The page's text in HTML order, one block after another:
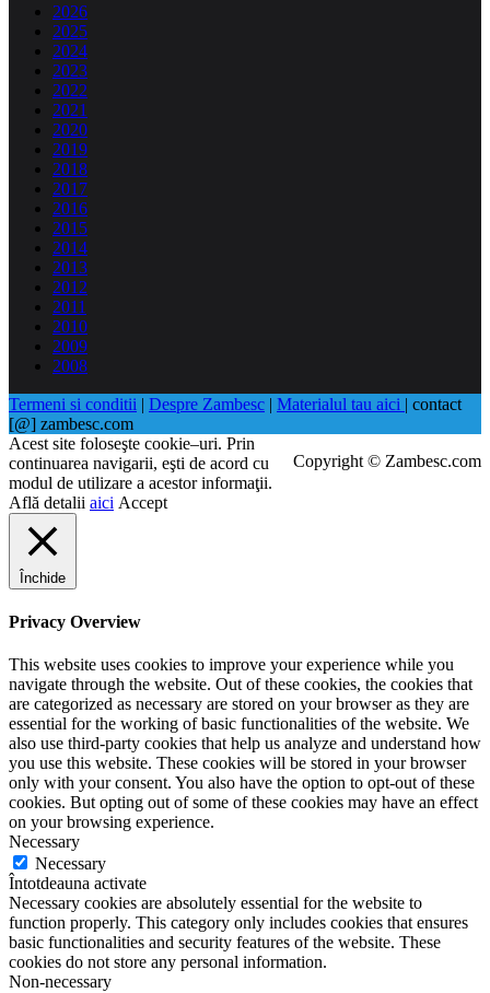
2026
2025
2024
2023
2022
2021
2020
2019
2018
2017
2016
2015
2014
2013
2012
2011
2010
2009
2008
Termeni si conditii | Despre Zambesc | Materialul tau aici | contact
[@] zambesc.com
Copyright © Zambesc.com
Acest site foloseşte cookie–uri. Prin
continuarea navigarii, eşti de acord cu
modul de utilizare a acestor informaţii.
Află detalii aici Accept
Închide
Privacy Overview
This website uses cookies to improve your experience while you
navigate through the website. Out of these cookies, the cookies that
are categorized as necessary are stored on your browser as they are
essential for the working of basic functionalities of the website. We
also use third-party cookies that help us analyze and understand how
you use this website. These cookies will be stored in your browser
only with your consent. You also have the option to opt-out of these
cookies. But opting out of some of these cookies may have an effect
on your browsing experience.
Necessary
Necessary
Întotdeauna activate
Necessary cookies are absolutely essential for the website to
function properly. This category only includes cookies that ensures
basic functionalities and security features of the website. These
cookies do not store any personal information.
Non-necessary